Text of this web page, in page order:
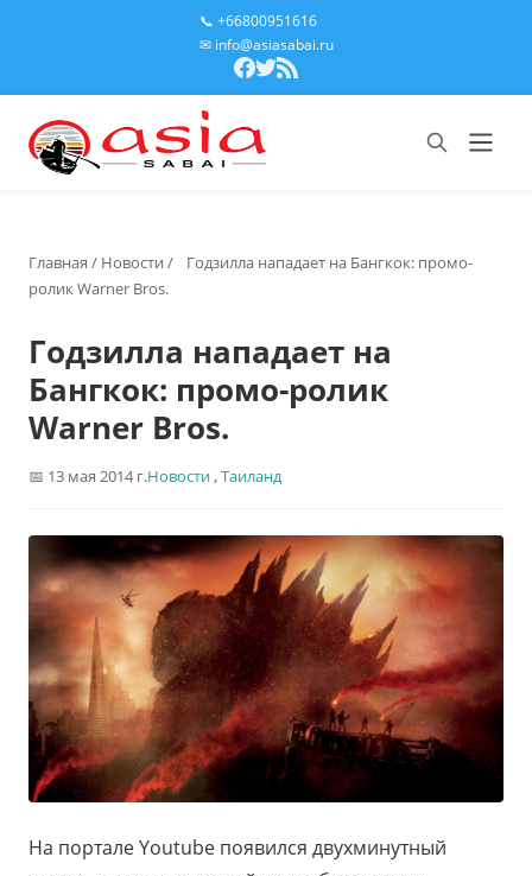
📞 +66800951616
✉ info@asiasabai.ru
Главная / Новости /
Годзилла нападает на Бангкок: промо-
ролик Warner Bros.
Годзилла нападает на
Бангкок: промо-ролик
Warner Bros.
13 мая 2014 г.Новости,Таиланд
На портале Youtube появился двухминутный